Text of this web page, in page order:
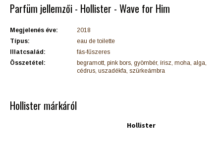
Parfüm jellemzői - Hollister - Wave for Him
Megjelenés éve:
2018
Típus:
eau de toilette
Illatcsalád:
fás-fűszeres
Összetétel:
begramott, pink bors, gyömbér, írisz, moha, alga,
cédrus, uszadékfa, szürkeámbra
Hollister márkáról
Hollister